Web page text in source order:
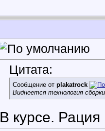
Цитата:
Сообщение от plakatrock
Виднеется технология
В курсе. Рация